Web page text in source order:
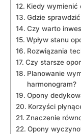
Kiedy⁢ wymienić
Gdzie
Czy warto
Wpływ stanu
Rozwiązania
Czy starsze
Planowanie
harmonogram?
Opony
Korzyści
Znaczenie
Opony